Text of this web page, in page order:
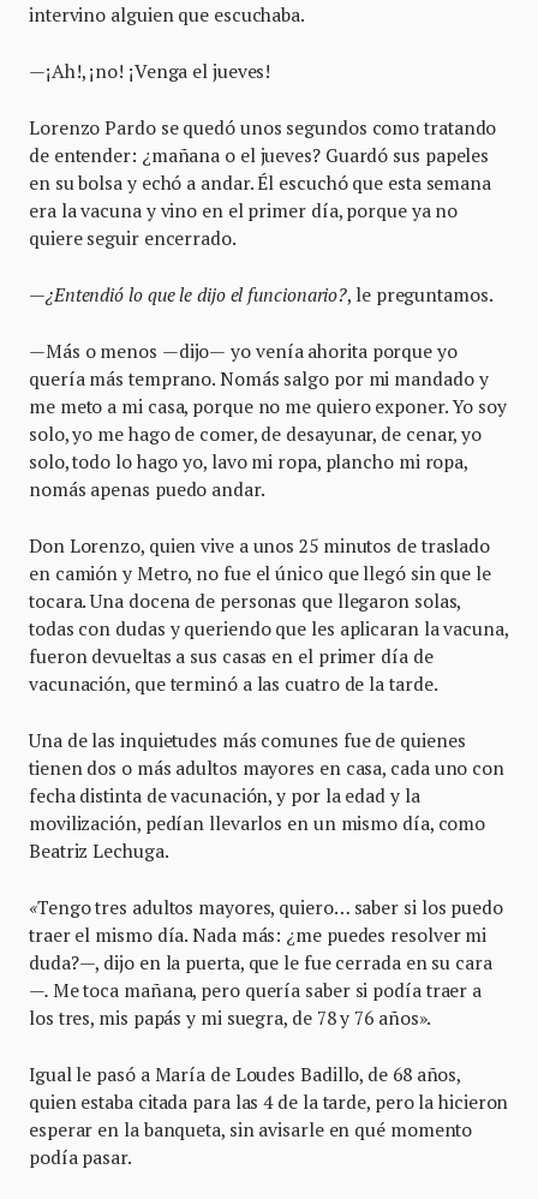
intervino alguien que escuchaba.
—¡Ah!, ¡no! ¡Venga el jueves!
Lorenzo Pardo se quedó unos segundos como tratando
de entender: ¿mañana o el jueves? Guardó sus papeles
en su bolsa y echó a andar. Él escuchó que esta semana
era la vacuna y vino en el primer día, porque ya no
quiere seguir encerrado.
—¿Entendió lo que le dijo el funcionario?, le preguntamos.
—Más o menos —dijo— yo venía ahorita porque yo
quería más temprano. Nomás salgo por mi mandado y
me meto a mi casa, porque no me quiero exponer. Yo soy
solo, yo me hago de comer, de desayunar, de cenar, yo
solo, todo lo hago yo, lavo mi ropa, plancho mi ropa,
nomás apenas puedo andar.
Don Lorenzo, quien vive a unos 25 minutos de traslado
en camión y Metro, no fue el único que llegó sin que le
tocara. Una docena de personas que llegaron solas,
todas con dudas y queriendo que les aplicaran la vacuna,
fueron devueltas a sus casas en el primer día de
vacunación, que terminó a las cuatro de la tarde.
Una de las inquietudes más comunes fue de quienes
tienen dos o más adultos mayores en casa, cada uno con
fecha distinta de vacunación, y por la edad y la
movilización, pedían llevarlos en un mismo día, como
Beatriz Lechuga.
«Tengo tres adultos mayores, quiero… saber si los puedo
traer el mismo día. Nada más: ¿me puedes resolver mi
duda?—, dijo en la puerta, que le fue cerrada en su cara
—. Me toca mañana, pero quería saber si podía traer a
los tres, mis papás y mi suegra, de 78 y 76 años».
Igual le pasó a María de Loudes Badillo, de 68 años,
quien estaba citada para las 4 de la tarde, pero la hicieron
esperar en la banqueta, sin avisarle en qué momento
podía pasar.